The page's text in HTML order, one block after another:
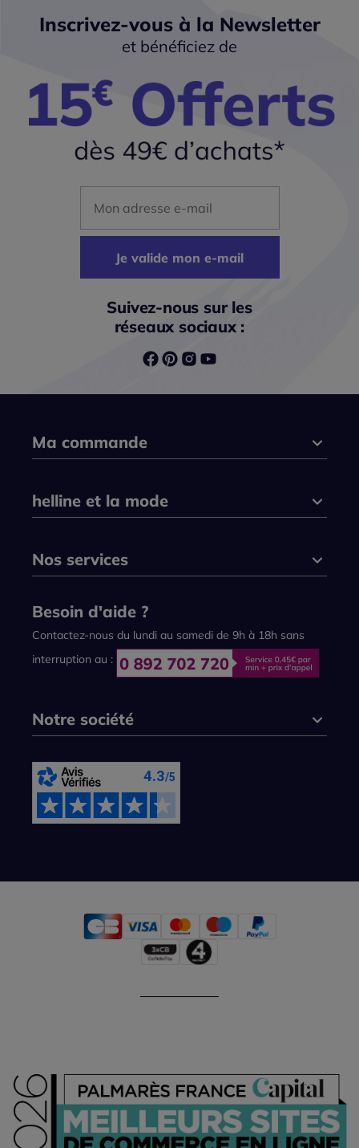
Inscrivez-vous à la Newsletter
et bénéficiez de
Je valide mon e-mail
Suivez-nous sur les
réseaux sociaux :
Ma commande
helline et la mode
Nos services
Besoin d'aide ?
Contactez-nous du lundi au samedi de 9h à 18h sans
interruption au :
Notre société